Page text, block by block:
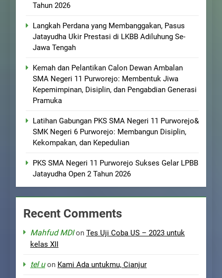
Tahun 2026
Langkah Perdana yang Membanggakan, Pasus
Jatayudha Ukir Prestasi di LKBB Adiluhung Se-
Jawa Tengah
Kemah dan Pelantikan Calon Dewan Ambalan
SMA Negeri 11 Purworejo: Membentuk Jiwa
Kepemimpinan, Disiplin, dan Pengabdian Generasi
Pramuka
Latihan Gabungan PKS SMA Negeri 11 Purworejo&
SMK Negeri 6 Purworejo: Membangun Disiplin,
Kekompakan, dan Kepedulian
PKS SMA Negeri 11 Purworejo Sukses Gelar LPBB
Jatayudha Open 2 Tahun 2026
Recent Comments
Mahfud MDIon Tes Uji Coba US – 2023 untuk
kelas XII
tel uon Kami Ada untukmu, Cianjur